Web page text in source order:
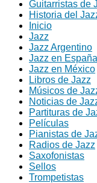
Guitarristas de
Historia del
Inicio
Jazz
Jazz Argentino
Jazz en España
Jazz en México
Libros de Jazz
Músicos de
Noticias de
Partituras de
Películas
Pianistas de
Radios de Jazz
Saxofonistas
Sellos
Trompetistas